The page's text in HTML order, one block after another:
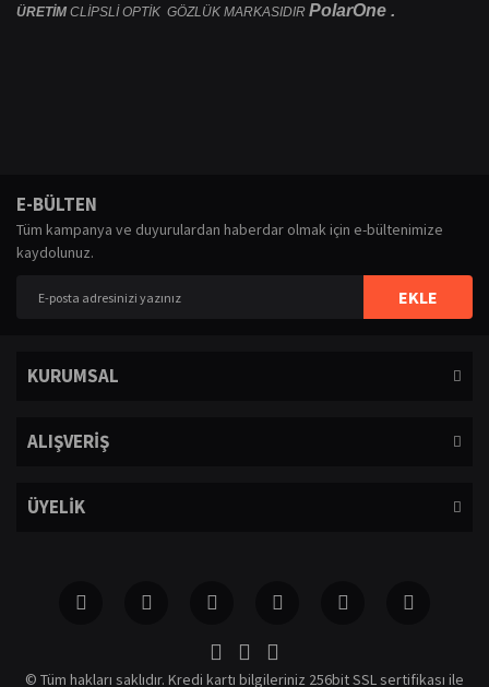
ÜRETİM CLİPSLİ OPTİK GÖZLÜK MARKASIDIR PolarOne .
iletebilirsiniz.
Görüş ve önerileriniz için teşekkür ederiz.
Ürün fiyatı diğer sitelerden daha pahalı.
E-BÜLTEN
Tüm kampanya ve duyurulardan haberdar olmak için e-bültenimize
kaydolunuz.
EKLE
KURUMSAL
ALIŞVERİŞ
ÜYELİK
© Tüm hakları saklıdır. Kredi kartı bilgileriniz 256bit SSL sertifikası ile